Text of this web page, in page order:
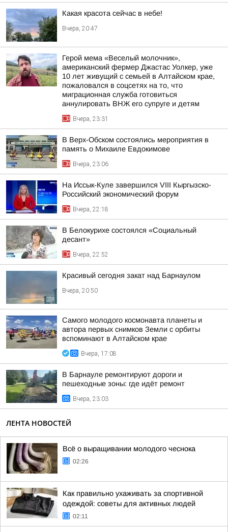
Какая красота сейчас в небе!
Вчера, 20:47
Герой мема «Веселый молочник»,
американский фермер Джастас Уолкер, уже
10 лет живущий с семьей в Алтайском крае,
пожаловался в соцсетях на то, что
миграционная служба готовиться
аннулировать ВНЖ его супруге и детям
Вчера, 23:31
В Верх-Обском состоялись мероприятия в
память о Михаиле Евдокимове
Вчера, 23:06
На Иссык-Куле завершился VIII Кыргызско-
Российский экономический форум
Вчера, 22:18
В Белокурихе состоялся «Социальный
десант»
Вчера, 22:52
Красивый сегодня закат над Барнаулом
Вчера, 20:50
Самого молодого космонавта планеты и
автора первых снимков Земли с орбиты
вспоминают в Алтайском крае
Вчера, 17:08
В Барнауле ремонтируют дороги и
пешеходные зоны: где идёт ремонт
Вчера, 23:03
ЛЕНТА НОВОСТЕЙ
Всё о выращивании молодого чеснока
02:26
Как правильно ухаживать за спортивной
одеждой: советы для активных людей
02:11